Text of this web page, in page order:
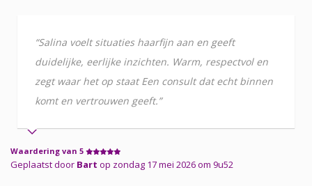
“Salina voelt situaties haarfijn aan en geeft
duidelijke, eerlijke inzichten. Warm, respectvol en
zegt waar het op staat Een consult dat echt binnen
komt en vertrouwen geeft.”
Waardering van 5
Geplaatst door Bart op zondag 17 mei 2026 om 9u52